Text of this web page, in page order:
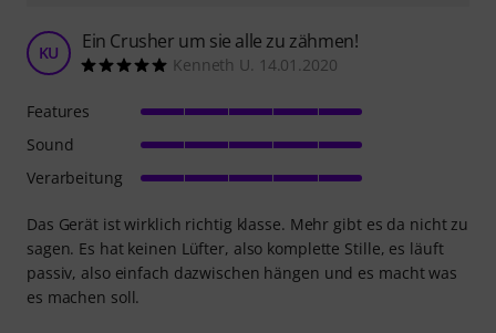
KU Ein Crusher um sie alle zu zähmen!
Kenneth U. 14.01.2020
Das Gerät ist wirklich richtig klasse. Mehr gibt es da nicht zu
sagen. Es hat keinen Lüfter, also komplette Stille, es läuft
passiv, also einfach dazwischen hängen und es macht was
es machen soll.
Features
Sound
Verarbeitung